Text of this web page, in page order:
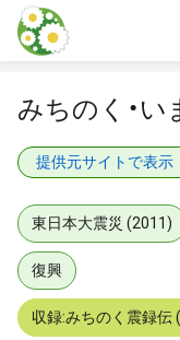
本文に飛ぶ
みちのく・
提供元サイトで表示
東日本大震災 (2011)
復興
収録:みちのく震録伝